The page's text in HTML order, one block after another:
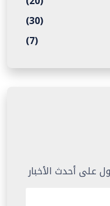
(30)
(7)
على أحدث الأخبار